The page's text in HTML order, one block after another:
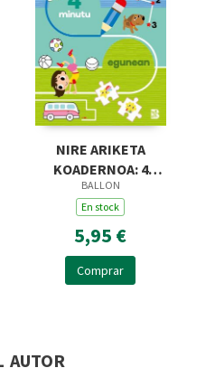
NIRE ARIKETA
KOADERNOA: 4
MINUTU EGUNEAN
BALLON
En stock
5,95 €
Comprar
autor